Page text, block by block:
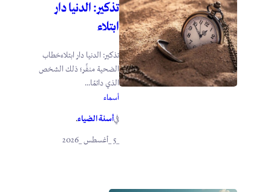
تذكير: الدنيا دار
ابتلاء
تذكير: الدنيا دار ابتلاءخطاب
الضحية منفِّر؛ ذلك الشخص
الذي دائمًا...
أسماء
فيأسنة الضياء.
_5 _أغسطس _2026